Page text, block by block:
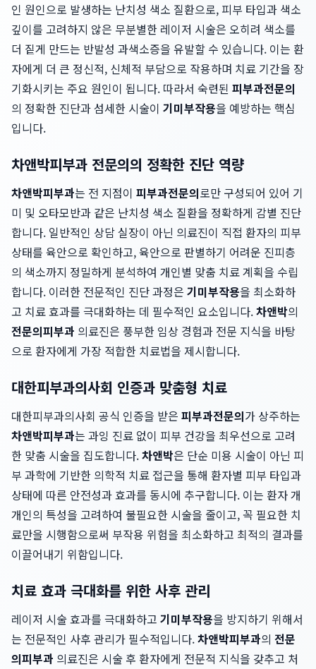
인 원인으로 발생하는 난치성 색소 질환으로, 피부 타입과 색소
깊이를 고려하지 않은 무분별한 레이저 시술은 오히려 색소를
더 짙게 만드는 반발성 과색소증을 유발할 수 있습니다. 이는 환
자에게 더 큰 정신적, 신체적 부담으로 작용하며 치료 기간을 장
기화시키는 주요 원인이 됩니다. 따라서 숙련된 피부과전문의
의 정확한 진단과 섬세한 시술이 기미부작용을 예방하는 핵심
입니다.
차앤박피부과 전문의의 정확한 진단 역량
차앤박피부과는 전 지점이 피부과전문의로만 구성되어 있어 기
미 및 오타모반과 같은 난치성 색소 질환을 정확하게 감별 진단
합니다. 일반적인 상담 실장이 아닌 의료진이 직접 환자의 피부
상태를 육안으로 확인하고, 육안으로 판별하기 어려운 진피층
의 색소까지 정밀하게 분석하여 개인별 맞춤 치료 계획을 수립
합니다. 이러한 전문적인 진단 과정은 기미부작용을 최소화하
고 치료 효과를 극대화하는 데 필수적인 요소입니다.차앤박의
전문의피부과 의료진은 풍부한 임상 경험과 전문 지식을 바탕
으로 환자에게 가장 적합한 치료법을 제시합니다.
대한피부과의사회 인증과 맞춤형 치료
대한피부과의사회 공식 인증을 받은 피부과전문의가 상주하는
차앤박피부과는 과잉 진료 없이 피부 건강을 최우선으로 고려
한 맞춤 시술을 집도합니다.차앤박은 단순 미용 시술이 아닌 피
부 과학에 기반한 의학적 치료 접근을 통해 환자별 피부 타입과
상태에 따른 안전성과 효과를 동시에 추구합니다. 이는 환자 개
개인의 특성을 고려하여 불필요한 시술을 줄이고, 꼭 필요한 치
료만을 시행함으로써 부작용 위험을 최소화하고 최적의 결과를
이끌어내기 위함입니다.
치료 효과 극대화를 위한 사후 관리
레이저 시술 효과를 극대화하고 기미부작용을 방지하기 위해서
는 전문적인 사후 관리가 필수적입니다.차앤박피부과의 전문
의피부과 의료진은 시술 후 환자에게 전문적 지식을 갖추고 처